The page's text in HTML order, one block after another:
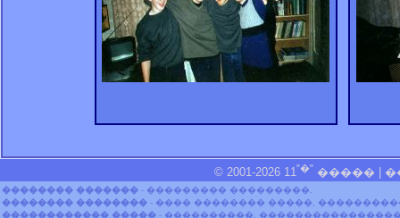
© 2001-2026 11"�" ����� |
�������� ������� - ��������� ���������.
�������� �������� - ���� �������� �����,
������������ ����� - ����������,